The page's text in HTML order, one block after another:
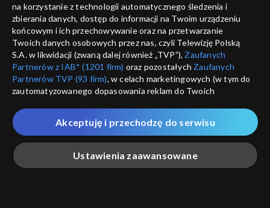
Coś dla Ciebie
03.08.2018
Coś dla Ciebie
10.08.2018
Coś dla Ciebie
17.08.2018
Coś dla Ciebie
24.08.2018
na korzystanie z technologii automatycznego śledzenia i
zbierania danych, dostęp do informacji na Twoim urządzeniu
końcowym i ich przechowywanie oraz na przetwarzanie
Twoich danych osobowych przez nas, czyli Telewizję Polską
S.A. w likwidacji (zwaną dalej również „TVP”), Zaufanych
Partnerów z IAB* (1201 firm) oraz pozostałych Zaufanych
Partnerów TVP (93 firm), w celach marketingowych (w tym do
zautomatyzowanego dopasowania reklam do Twoich
które wskazujemy poniżej, a także zgody na udostępnianie
przez nas identyfikatora PPID do Google.
Twoje dane osobowe zbierane podczas odwiedzania przez
Ciebie naszych
poszczególnych serwisówzwanych dalej
„Portalem”, w tym informacje zapisywane za pomocą
Ustawienia zaawansowane
Akceptuję i przechodzę do serwisu